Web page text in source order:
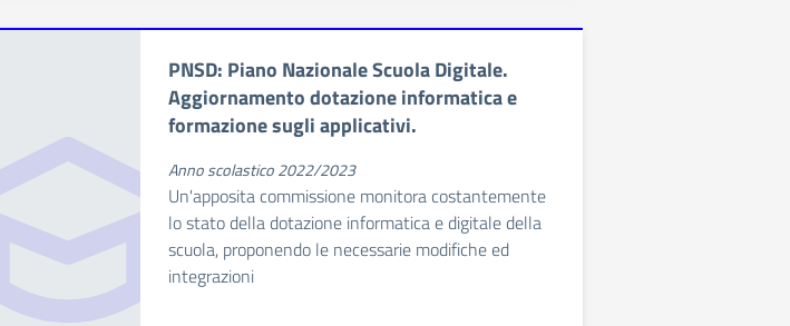
PNSD: Piano Nazionale Scuola Digitale.
Aggiornamento dotazione informatica e
formazione sugli applicativi.
Anno scolastico 2022/2023
Un'apposita commissione monitora costantemente
lo stato della dotazione informatica e digitale della
scuola, proponendo le necessarie modifiche ed
integrazioni